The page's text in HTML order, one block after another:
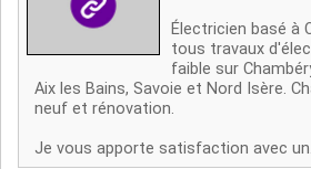
Électricien basé à
tous travaux
faible sur
Aix les Bains, Savoie et Nord Isère.
neuf et rénovation.
Je vous apporte satisfaction avec